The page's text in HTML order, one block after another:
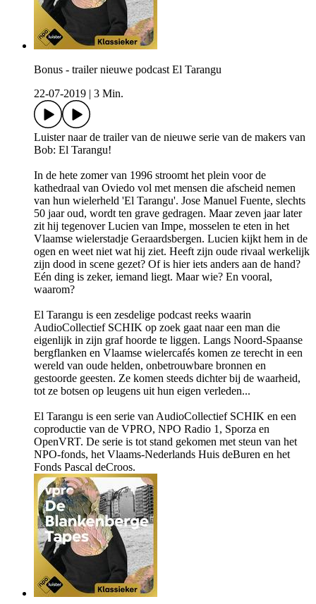
Bonus - trailer nieuwe podcast El Tarangu
22-07-2019
3 Min.
Luister naar de trailer van de nieuwe serie van de makers van
Bob: El Tarangu!
In de hete zomer van 1996 stroomt het plein voor de
kathedraal van Oviedo vol met mensen die afscheid nemen
van hun wielerheld 'El Tarangu'. Jose Manuel Fuente, slechts
50 jaar oud, wordt ten grave gedragen. Maar zeven jaar later
zit hij tegenover Lucien van Impe, mosselen te eten in het
Vlaamse wielerstadje Geraardsbergen. Lucien kijkt hem in de
ogen en weet niet wat hij ziet. Heeft zijn oude rivaal werkelijk
zijn dood in scene gezet? Of is hier iets anders aan de hand?
Eén ding is zeker, iemand liegt. Maar wie? En vooral,
waarom?
El Tarangu is een zesdelige podcast reeks waarin
AudioCollectief SCHIK op zoek gaat naar een man die
eigenlijk in zijn graf hoorde te liggen. Langs Noord-Spaanse
bergflanken en Vlaamse wielercafés komen ze terecht in een
wereld van oude helden, onbetrouwbare bronnen en
gestoorde geesten. Ze komen steeds dichter bij de waarheid,
tot ze botsen op leugens uit hun eigen verleden...
El Tarangu is een serie van AudioCollectief SCHIK en een
coproductie van de VPRO, NPO Radio 1, Sporza en
OpenVRT. De serie is tot stand gekomen met steun van het
NPO-fonds, het Vlaams-Nederlands Huis deBuren en het
Fonds Pascal deCroos.